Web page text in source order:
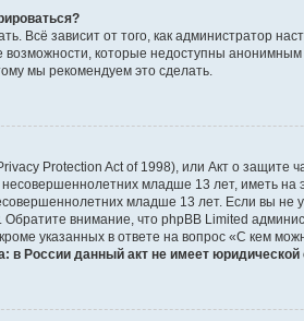
Всё зависит от того, как администратор
которые недоступны
мы рекомендуем это сделать.
Protection Act of 1998), или Акт о
младше 13 лет, иметь на
младше 13 лет. Если вы не
Обратите внимание, что phpBB Limited
указанных в ответе на вопрос «С кем
в России данный акт не имеет